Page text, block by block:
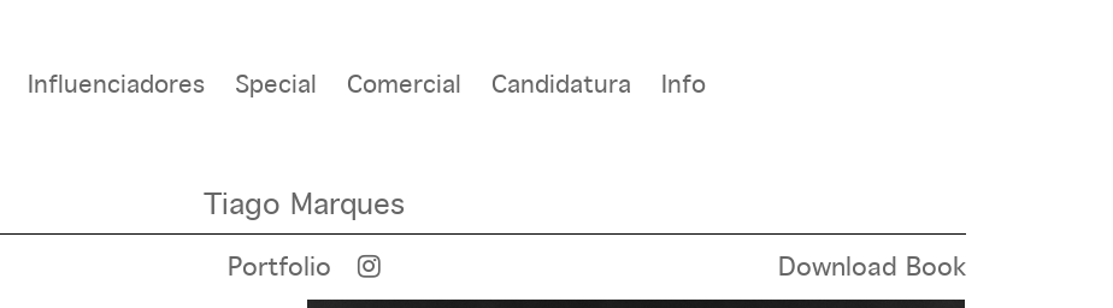
Influenciadores Special Comercial Candidatura Info
Tiago Marques
Portfolio Download Book